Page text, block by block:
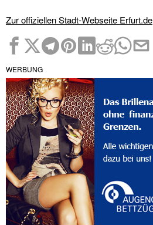
Zur offiziellen Stadt-Webseite Erfurt.de
WERBUNG